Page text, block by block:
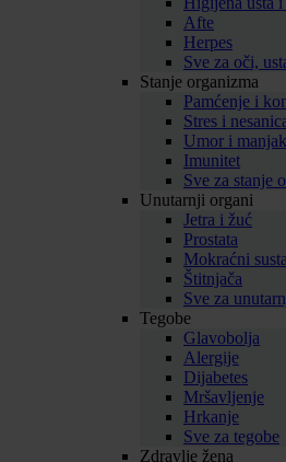
Afte
Herpes
Sve za oči,
Stanje organizma
Pamćenje i
Stres i
Umor i
Imunitet
Sve za stanje
Unutarnji organi
Jetra i žuć
Prostata
Mokraćni
Štitnjača
Sve za
Tegobe
Glavobolja
Alergije
Dijabetes
Mršavljenje
Hrkanje
Sve za tegobe
Zdravlje žena